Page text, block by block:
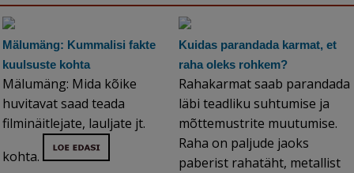
Mälumäng: Kummalisi fakte
kuulsuste kohta
Mälumäng: Mida kõike
huvitavat saad teada
filminäitlejate, lauljate jt.
kohta.
Kuidas parandada karmat, et
raha oleks rohkem?
Rahakarmat saab parandada
läbi teadliku suhtumise ja
mõttemustrite muutumise.
Raha on paljude jaoks
paberist rahatäht, metallist